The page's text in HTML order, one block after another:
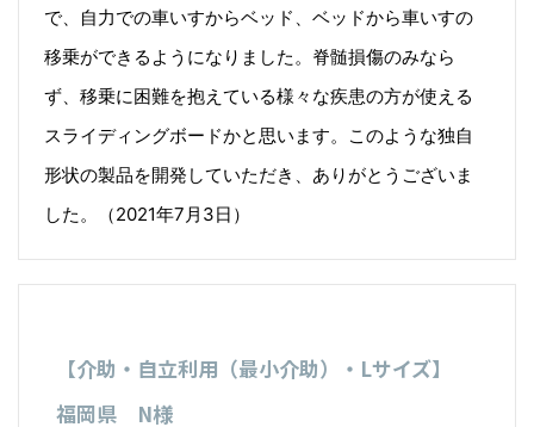
で、自力での車いすからベッド、ベッドから車いすの
移乗ができるようになりました。脊髄損傷のみなら
ず、移乗に困難を抱えている様々な疾患の方が使える
スライディングボードかと思います。このような独自
形状の製品を開発していただき、ありがとうございま
した。（2021年7月3日）
【介助・自立利用（最小介助）・Lサイズ】
福岡県 N様